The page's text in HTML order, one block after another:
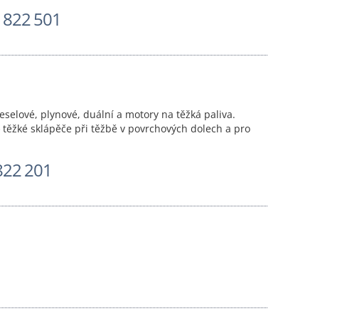
501
plynové, duální a motory na těžká paliva.
sklápěče při těžbě v povrchových dolech a pro
201